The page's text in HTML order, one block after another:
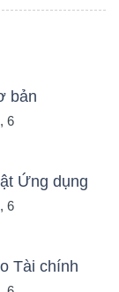
bản
6
Ứng dụng
6
Tài chính